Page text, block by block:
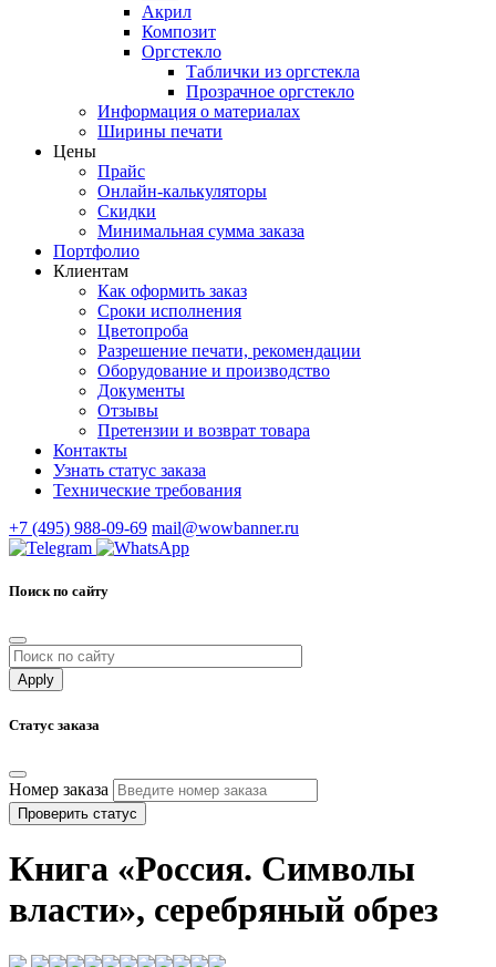
Акрил
Композит
Оргстекло
Таблички из оргстекла
Прозрачное оргстекло
Информация о материалах
Ширины печати
Цены
Прайс
Онлайн-калькуляторы
Скидки
Минимальная сумма заказа
Портфолио
Клиентам
Как оформить заказ
Сроки исполнения
Цветопроба
Разрешение печати, рекомендации
Оборудование и производство
Документы
Отзывы
Претензии и возврат товара
Контакты
Узнать статус заказа
Технические требования
+7 (495) 988-09-69 mail@wowbanner.ru
Поиск по сайту
Статус заказа
Номер заказа
Проверить статус
Книга «Россия. Символы
власти», серебряный обрез